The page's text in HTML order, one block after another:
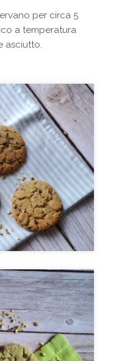
per circa 5
a temperatura
asciutto.